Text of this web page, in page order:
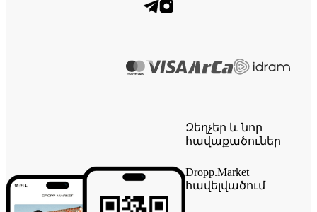
Զեղչեր և նոր
հավաքածուներ
Dropp.Market
հավելվածում